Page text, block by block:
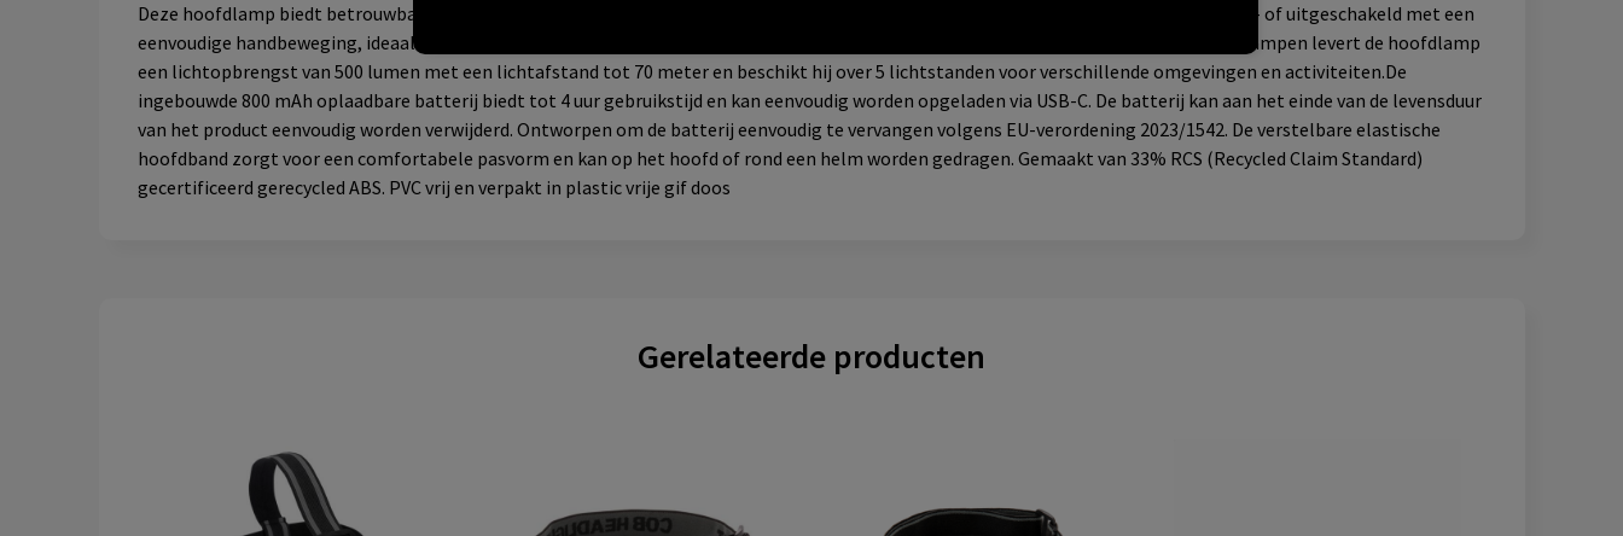
Deze hoofdlamp biedt betrouwbare verlichting en handsfree gemak in elke situatie. Dankzij de bewegingssensor kan de lamp worden in- of uitgeschakeld met een
eenvoudige handbeweging, ideaal wanneer je handen bezet zijn of wanneer je handschoenen draagt. Met twee hoogwaardige XTE LED-lampen levert de hoofdlamp
een lichtopbrengst van 500 lumen met een lichtafstand tot 70 meter en beschikt hij over 5 lichtstanden voor verschillende omgevingen en activiteiten.De
ingebouwde 800 mAh oplaadbare batterij biedt tot 4 uur gebruikstijd en kan eenvoudig worden opgeladen via USB-C. De batterij kan aan het einde van de levensduur
van het product eenvoudig worden verwijderd. Ontworpen om de batterij eenvoudig te vervangen volgens EU-verordening 2023/1542. De verstelbare elastische
hoofdband zorgt voor een comfortabele pasvorm en kan op het hoofd of rond een helm worden gedragen. Gemaakt van 33% RCS (Recycled Claim Standard)
gecertificeerd gerecycled ABS. PVC vrij en verpakt in plastic vrije gif doos
Gerelateerde producten